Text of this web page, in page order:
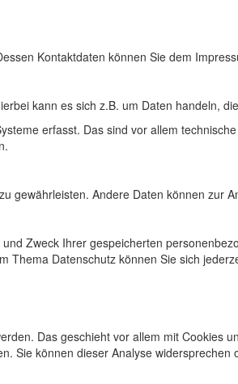
Kontaktdaten können Sie dem
kann es sich z.B. um Daten handeln,
erfasst. Das sind vor allem
gewährleisten. Andere Daten können zur
Zweck Ihrer gespeicherten
Datenschutz können Sie sich
Das geschieht vor allem mit Cookies
Sie können dieser Analyse